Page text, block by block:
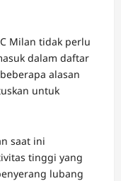
Milan tidak perlu
dalam daftar
alasan
untuk
saat ini
tinggi yang
lubang